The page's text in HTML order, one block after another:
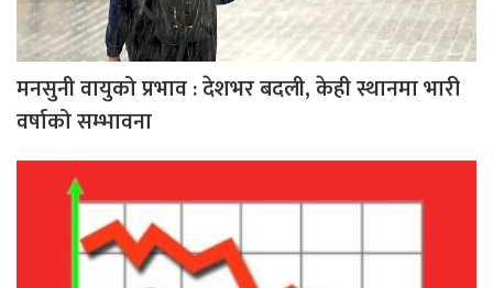
मनसुनी वायुको प्रभाव : देशभर बदली, केही स्थानमा भारी
वर्षाको सम्भावना